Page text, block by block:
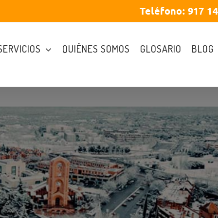
Teléfono: 917
QUIÉNES SOMOS GLOSARIO BLOG